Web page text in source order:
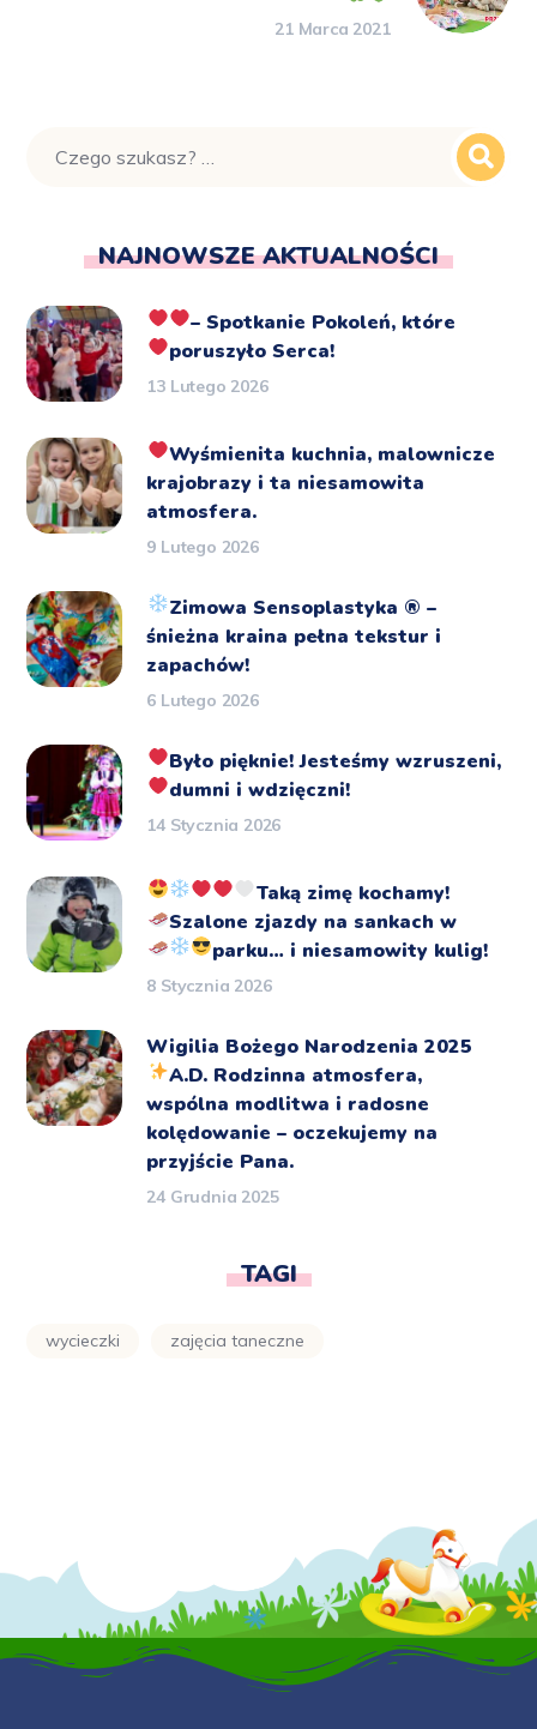
21 Marca 2021
NAJNOWSZE AKTUALNOŚCI
– Spotkanie Pokoleń, które
poruszyło Serca!
13 Lutego 2026
Wyśmienita kuchnia, malownicze
krajobrazy i ta niesamowita
atmosfera.
9 Lutego 2026
Zimowa Sensoplastyka ®️ –
śnieżna kraina pełna tekstur i
zapachów!
6 Lutego 2026
Było pięknie!Jesteśmy wzruszeni,
dumni i wdzięczni!
14 Stycznia 2026
Taką zimę kochamy!
Szalone zjazdy na sankach w
parku… i niesamowity kulig!
8 Stycznia 2026
Wigilia Bożego Narodzenia 2025
A.D. Rodzinna atmosfera,
wspólna modlitwa i radosne
kolędowanie – oczekujemy na
przyjście Pana.
24 Grudnia 2025
TAGI
wycieczki zajęcia taneczne